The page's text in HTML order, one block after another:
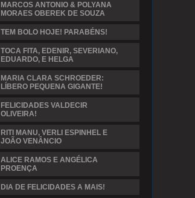
MARCOS ANTONIO & POLYANA
MORAES OBEREK DE SOUZA
TEM BOLO HOJE! PARABÉNS!
TOCA FITA, EDENIR, SEVERIANO,
EDUARDO, E HELGA
MARIA CLARA SCHROEDER:
LÍBERO PEQUENA GIGANTE!
FELICIDADES VALDECIR
OLIVEIRA!
RITI MANU, VERLI ESPINHEL E
JOÃO VENÂNCIO
ALICE RAMOS E ANGÉLICA
PROENÇA
DIA DE FELICIDADES A MAIS!